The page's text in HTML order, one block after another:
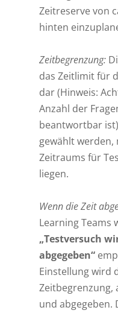
Zeitreserve von
hinten
Zeitbegrenzung:
das Zeitlimit für
dar (Hinweis:
Anzahl der
beantwortbar
gewählt
Zeitraums für
liegen.
Wenn die Zeit
Learning Teams
„Testversuch
abgegeben“
Einstellung wird
Zeitbegrenzung,
und abgegeben.